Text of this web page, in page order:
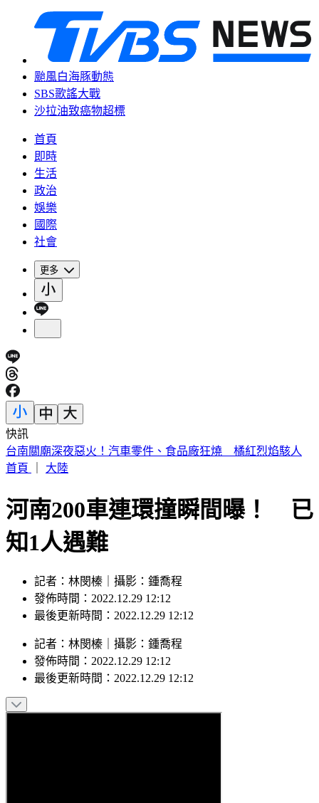
颱風白海豚動態
SBS歌謠大戰
沙拉油致癌物超標
首頁
即時
生活
政治
娛樂
國際
社會
更多
快訊
明放颱風假？最新「暴風圈侵襲率」出爐 6縣市破5成
首頁
大陸
河南200車連環撞瞬間曝！ 已
知1人遇難
記者：林閔榛｜攝影：鍾喬程
發佈時間：2022.12.29 12:12
最後更新時間：2022.12.29 12:12
記者 ： 林閔榛 攝影 ： 鍾喬程
發佈時間： 2022.12.29 12:12
最後更新時間： 2022.12.29 12:12